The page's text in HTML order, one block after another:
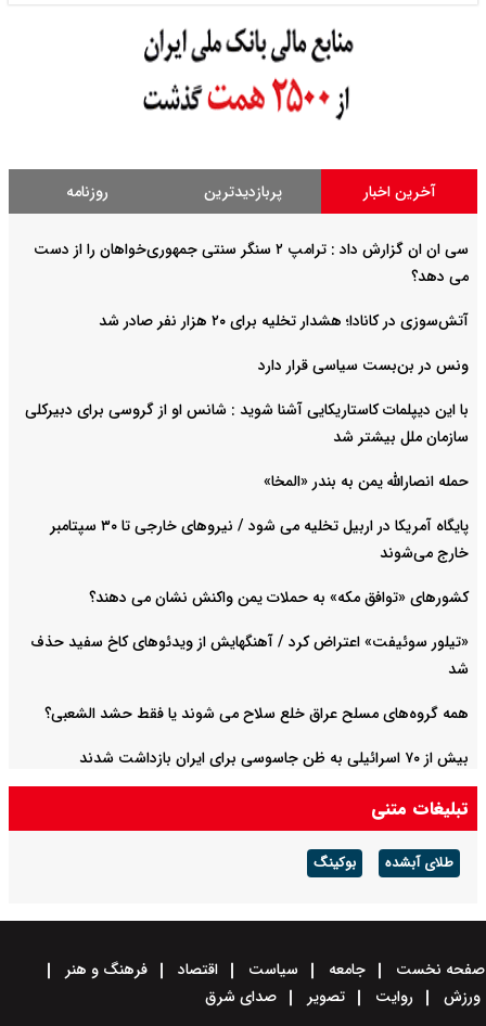
آخرین اخبار پربازدیدترین روزنامه
سی ان ان گزارش داد : ترامپ ۲ سنگر سنتی جمهوری‌خواهان را از دست
می دهد؟
آتش‌سوزی در کانادا؛ هشدار تخلیه برای ۲۰ هزار نفر صادر شد
ونس در بن‌بست سیاسی قرار دارد
با این دیپلمات کاستاریکایی آشنا شوید : شانس او از گروسی برای دبیرکلی
سازمان ملل بیشتر شد
حمله انصارالله یمن به بندر «المخا»
پایگاه آمریکا در اربیل تخلیه می شود / نیروهای خارجی تا ۳۰ سپتامبر
خارج می‌شوند
کشورهای «توافق مکه» به حملات یمن واکنش نشان می دهند؟
«تیلور سوئیفت» اعتراض کرد / آهنگهایش از ویدئوهای کاخ سفید حذف
شد
همه گروه‌های مسلح عراق خلع سلاح می شوند یا فقط حشد الشعبی؟
بیش از ۷۰ اسرائیلی به ظن جاسوسی برای ایران بازداشت شدند
تبلیغات متنی
طلای آبشده بوکینگ
صفحه نخست جامعه سیاست اقتصاد
فرهنگ و هنر
ورزش
روایت تصویر صدای شرق